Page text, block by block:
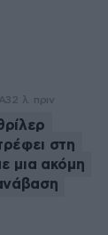
32 λ. πριν
στη
μια ακόμη